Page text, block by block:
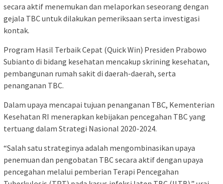
secara aktif menemukan dan melaporkan seseorang dengan
gejala TBC untuk dilakukan pemeriksaan serta investigasi
kontak.
Program Hasil Terbaik Cepat (Quick Win) Presiden Prabowo
Subianto di bidang kesehatan mencakup skrining kesehatan,
pembangunan rumah sakit di daerah-daerah, serta
penanganan TBC.
Dalam upaya mencapai tujuan penanganan TBC, Kementerian
Kesehatan RI menerapkan kebijakan pencegahan TBC yang
tertuang dalam Strategi Nasional 2020-2024.
“Salah satu strateginya adalah mengombinasikan upaya
penemuan dan pengobatan TBC secara aktif dengan upaya
pencegahan melalui pemberian Terapi Pencegahan